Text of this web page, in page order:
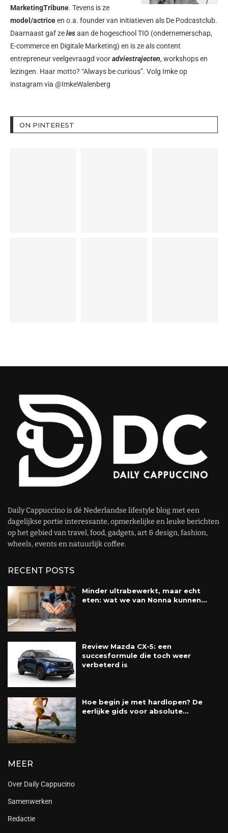
MarketingTribune. Tevens is ze
model/actriceen o.a. founder van initiatieven als De Podcastclub.
Daarnaast gaf zelesaan de hogeschool TIO (ondernemerschap,
E-commerce en Digitale Marketing) en is ze als content
entrepreneur veelgevraagd vooradviestrajecten, workshops en
lezingen. Haar motto? “Always be curious”. Volg Imke op
instagram via @ImkeWalenberg
ON PINTEREST
Daily Cappuccino is dé Nederlandse lifestyle blog met een
dagelijkse portie interessante, opmerkelijke en leuke berichten
op het gebied van travel, food, gadgets, art & design, fashion,
wheels, events en natuurlijk coffee.
RECENT POSTS
Minder ultrabewerkt, maar echt
eten: wat we van Nonna kunnen...
Review Mazda CX-5: een
succesformule die toch weer
verbeterd is
Hoe begin je met hardlopen? De
eerlijke gids voor absolute...
MEER
Over Daily Cappucino
Samenwerken
Redactie